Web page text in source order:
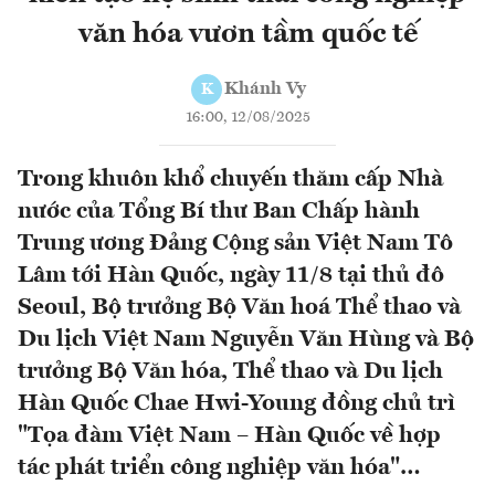
văn hóa vươn tầm quốc tế
K Khánh Vy
16:00, 12/08/2025
Trong khuôn khổ chuyến thăm cấp Nhà
nước của Tổng Bí thư Ban Chấp hành
Trung ương Đảng Cộng sản Việt Nam Tô
Lâm tới Hàn Quốc, ngày 11/8 tại thủ đô
Seoul, Bộ trưởng Bộ Văn hoá Thể thao và
Du lịch Việt Nam Nguyễn Văn Hùng và Bộ
trưởng Bộ Văn hóa, Thể thao và Du lịch
Hàn Quốc Chae Hwi-Young đồng chủ trì
"Tọa đàm Việt Nam – Hàn Quốc về hợp
tác phát triển công nghiệp văn hóa"…